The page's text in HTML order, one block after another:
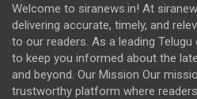
Welcome to siranews.in! At
delivering accurate, timely, and
to our readers. As a leading
to keep you informed about the
and beyond. Our Mission Our
trustworthy platform where